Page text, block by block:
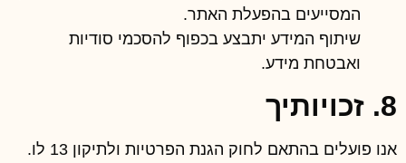
המסייעים בהפעלת האתר.
שיתוף המידע יתבצע בכפוף להסכמי סודיות
ואבטחת מידע.
8. זכויותיך
אנו פועלים בהתאם לחוק הגנת הפרטיות ולתיקון 13 לו.